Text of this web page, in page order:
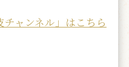
ャンネル」はこちら